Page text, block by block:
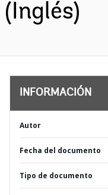
(Inglés)
INFORMACIÓN
Autor
Fecha del documento
Tipo de documento